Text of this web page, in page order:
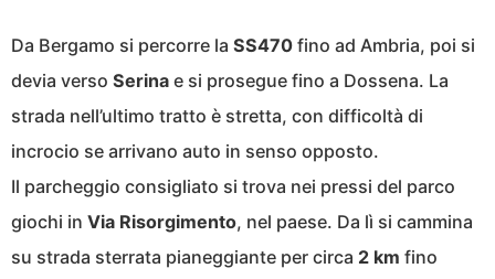
Da Bergamo si percorre la SS470 fino ad Ambria, poi si
devia verso Serina e si prosegue fino a Dossena. La
strada nell’ultimo tratto è stretta, con difficoltà di
incrocio se arrivano auto in senso opposto.
Il parcheggio consigliato si trova nei pressi del parco
giochi in Via Risorgimento, nel paese. Da lì si cammina
su strada sterrata pianeggiante per circa 2 km fino